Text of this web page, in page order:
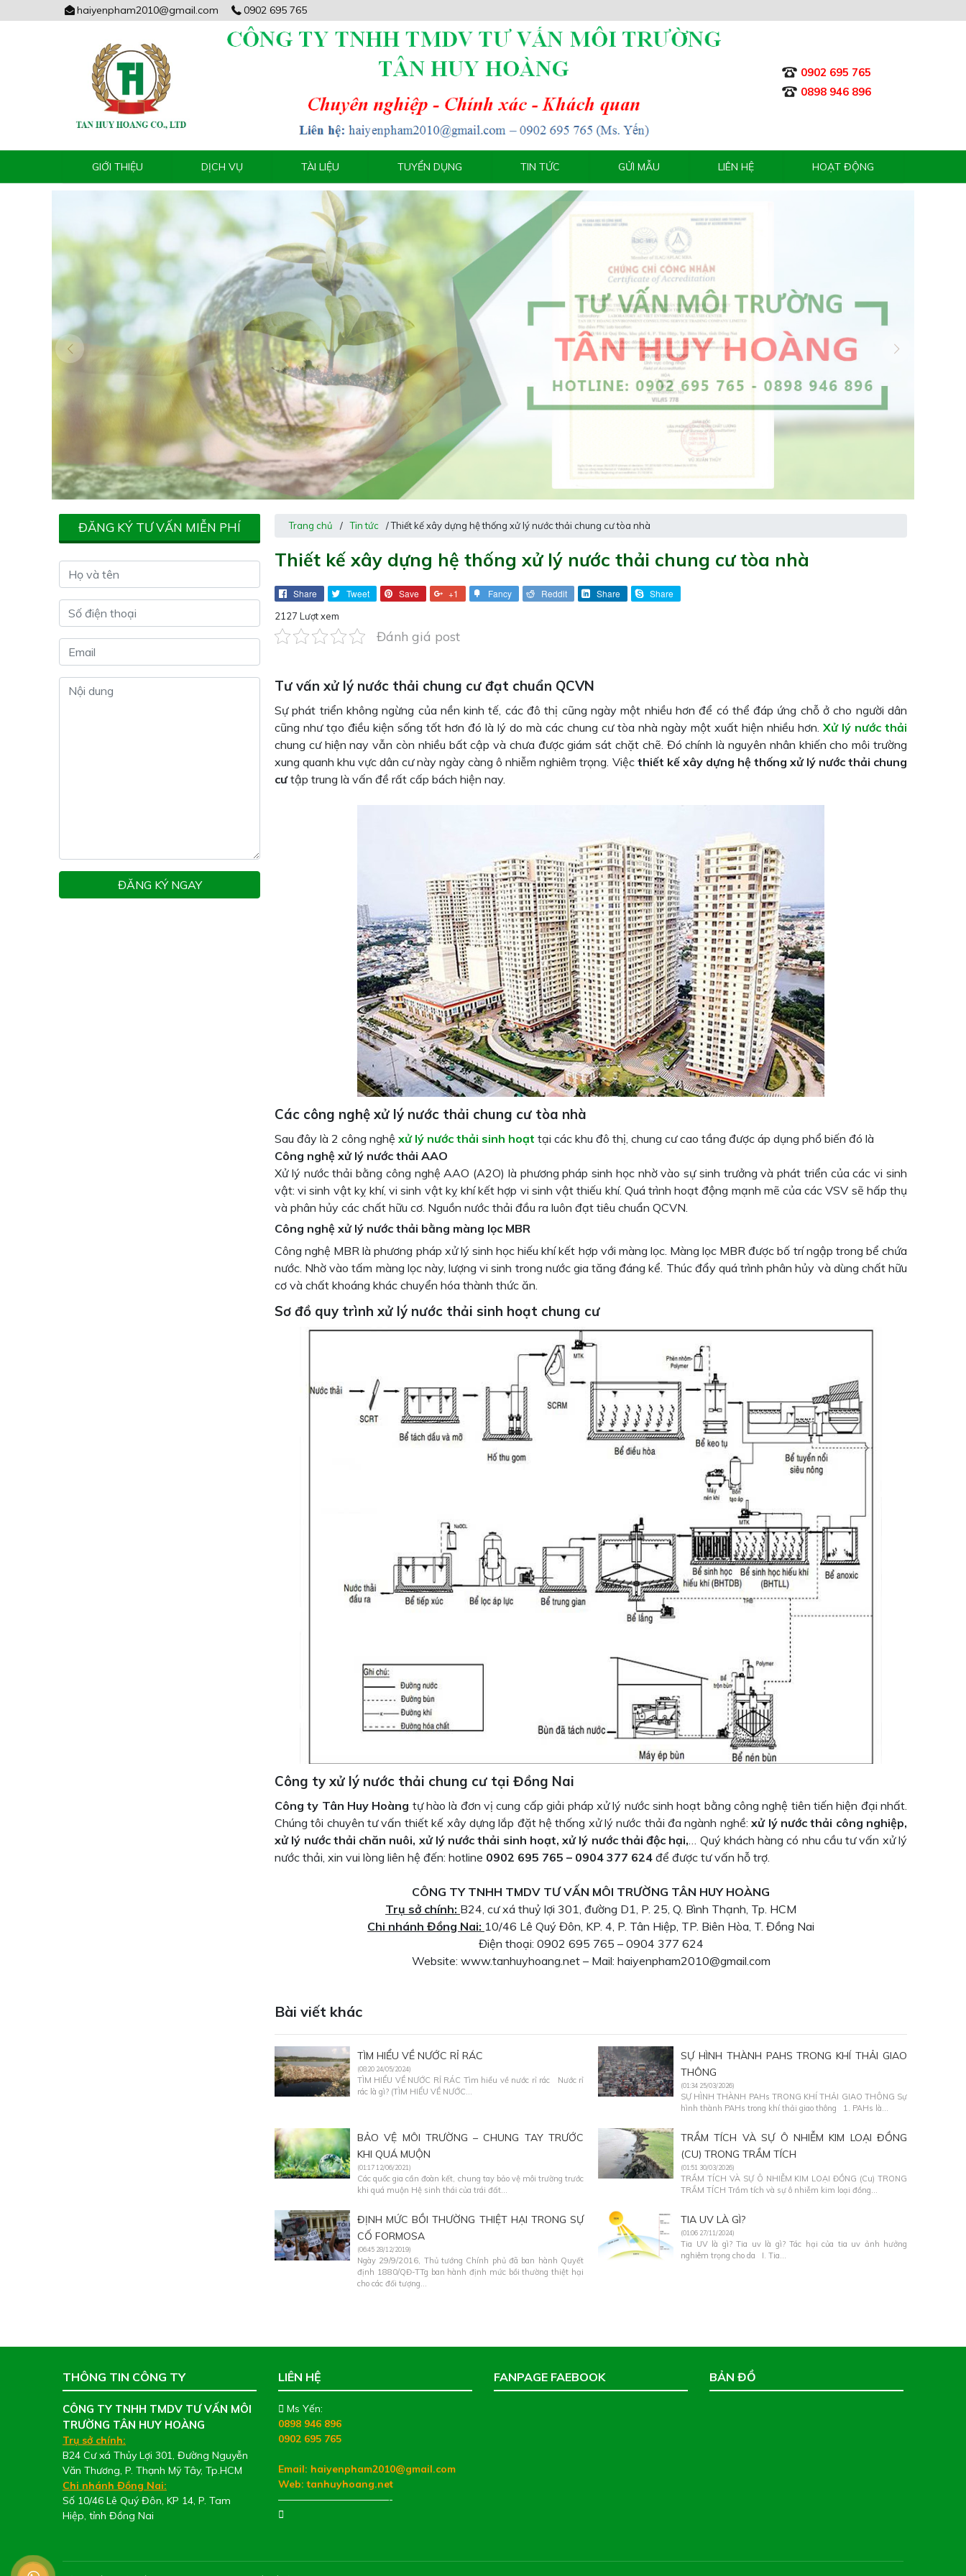
haiyenpham2010@gmail.com 0902 695 765
0902 695 765
0898 946 896
GIỚI THIỆU DỊCH VỤ TÀI LIỆU TUYỂN DỤNG TIN TỨC GỬI MẪU LIÊN HỆ HOẠT ĐỘNG
Trang chủ / Tin tức / Thiết kế xây dựng hệ thống xử lý nước thải chung cư tòa nhà
Thiết kế xây dựng hệ thống xử lý nước thải chung cư tòa nhà
Share Tweet Save +1 Fancy Reddit Share Share
2127 Lượt xem
Đánh giá post
Tư vấn xử lý nước thải chung cư đạt chuẩn QCVN
Sự phát triển không ngừng của nền kinh tế, các đô thị cũng ngày một nhiều hơn để có thể đáp ứng chỗ ở cho người dân
cũng như tạo điều kiện sống tốt hơn đó là lý do mà các chung cư tòa nhà ngày một xuất hiện nhiều hơn. Xử lý nước thải
chung cư hiện nay vẫn còn nhiều bất cập và chưa được giám sát chặt chẽ. Đó chính là nguyên nhân khiến cho môi trường
xung quanh khu vực dân cư này ngày càng ô nhiễm nghiêm trọng. Việc thiết kế xây dựng hệ thống xử lý nước thải chung
cưtập trung là vấn đề rất cấp bách hiện nay.
Các công nghệ xử lý nước thải chung cư tòa nhà
Sau đây là 2 công nghệ xử lý nước thải sinh hoạt tại các khu đô thị, chung cư cao tầng được áp dụng phổ biến đó là
Công nghệ xử lý nước thải AAO
Xử lý nước thải bằng công nghệ AAO (A2O) là phương pháp sinh học nhờ vào sự sinh trưởng và phát triển của các vi sinh
vật: vi sinh vật kỵ khí, vi sinh vật kỵ khí kết hợp vi sinh vật thiếu khí. Quá trình hoạt động mạnh mẽ của các VSV sẽ hấp thụ
và phân hủy các chất hữu cơ. Nguồn nước thải đầu ra luôn đạt tiêu chuẩn QCVN.
Công nghệ xử lý nước thải bằng màng lọc MBR
Công nghệ MBR là phương pháp xử lý sinh học hiếu khí kết hợp với màng lọc. Màng lọc MBR được bố trí ngập trong bể chứa
nước. Nhờ vào tấm màng lọc này, lượng vi sinh trong nước gia tăng đáng kể. Thúc đẩy quá trình phân hủy và dùng chất hữu
cơ và chất khoáng khác chuyển hóa thành thức ăn.
Sơ đồ quy trình xử lý nước thải sinh hoạt chung cư
Công ty xử lý nước thải chung cư tại Đồng Nai
Công ty Tân Huy Hoàng tự hào là đơn vị cung cấp giải pháp xử lý nước sinh hoạt bằng công nghệ tiên tiến hiện đại nhất.
Chúng tôi chuyên tư vấn thiết kế xây dựng lắp đặt hệ thống xử lý nước thải đa ngành nghề:xử lý nước thải công nghiệp,
xử lý nước thải chăn nuôi, xử lý nước thải sinh hoạt, xử lý nước thải độc hại, … Quý khách hàng có nhu cầu tư vấn xử lý
nước thải, xin vui lòng liên hệ đến: hotline 0902 695 765 – 0904 377 624 để được tư vấn hỗ trợ.
CÔNG TY TNHH TMDV TƯ VẤN MÔI TRƯỜNG TÂN HUY HOÀNG
Trụ sở chính: B24, cư xá thuỷ lợi 301, đường D1, P. 25, Q. Bình Thạnh, Tp. HCM
Chi nhánh Đồng Nai: 10/46 Lê Quý Đôn, KP. 4, P. Tân Hiệp, TP. Biên Hòa, T. Đồng Nai
Điện thoại: 0902 695 765 – 0904 377 624
Website: www.tanhuyhoang.net – Mail: haiyenpham2010@gmail.com
Bài viết khác
TÌM HIỂU VỀ NƯỚC RỈ RÁC
(08:20 24/05/2024)
TÌM HIỂU VỀ NƯỚC RỈ RÁC Tìm hiểu về nước rỉ rác Nước rỉ
rác là gì? (TÌM HIỂU VỀ NƯỚC...
SỰ HÌNH THÀNH PAHS TRONG KHÍ THẢI GIAO
THÔNG
(01:34 25/03/2026)
SỰ HÌNH THÀNH PAHs TRONG KHÍ THẢI GIAO THÔNG Sự
hình thành PAHs trong khí thải giao thông 1. PAHs là...
BẢO VỆ MÔI TRƯỜNG – CHUNG TAY TRƯỚC
KHI QUÁ MUỘN
(01:17 12/06/2021)
Các quốc gia cần đoàn kết, chung tay bảo vệ môi trường trước
khi quá muộn Hệ sinh thái của trái đất...
TRẦM TÍCH VÀ SỰ Ô NHIỄM KIM LOẠI ĐỒNG
(CU) TRONG TRẦM TÍCH
(01:51 30/03/2026)
TRẦM TÍCH VÀ SỰ Ô NHIỄM KIM LOẠI ĐỒNG (Cu) TRONG
TRẦM TÍCH Trầm tích và sự ô nhiễm kim loại đồng...
ĐỊNH MỨC BỒI THƯỜNG THIỆT HẠI TRONG SỰ
CỐ FORMOSA
(06:45 28/12/2019)
Ngày 29/9/2016, Thủ tướng Chính phủ đã ban hành Quyết
định 1880/QĐ-TTg ban hành định mức bồi thường thiệt hại
cho các đối tượng...
TIA UV LÀ GÌ?
(01:06 27/11/2024)
Tia UV là gì? Tia uv là gì? Tác hại của tia uv ảnh hưởng
nghiêm trọng cho da I. Tia...
ĐĂNG KÝ TƯ VẤN MIỄN PHÍ
ĐĂNG KÝ NGAY
THÔNG TIN CÔNG TY
CÔNG TY TNHH TMDV TƯ VẤN MÔI
TRƯỜNG TÂN HUY HOÀNG
Trụ sở chính:
B24 Cư xá Thủy Lợi 301, Đường Nguyễn
Văn Thương, P. Thạnh Mỹ Tây, Tp.HCM
Chi nhánh Đồng Nai:
Số 10/46 Lê Quý Đôn, KP 14, P. Tam
Hiệp, tỉnh Đồng Nai
LIÊN HỆ
Ms Yến:
0898 946 896
0902 695 765
Email: haiyenpham2010@gmail.com
Web:tanhuyhoang.net
———————————-
FANPAGE FAEBOOK BẢN ĐỒ